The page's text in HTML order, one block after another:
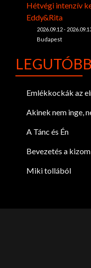
Hétvégi intenzív
Eddy&Rita
2026.09.12 -
Budapest
Emlékkockák az
Akinek nem inge,
A Tánc és Én
Bevezetés a
Miki tollából